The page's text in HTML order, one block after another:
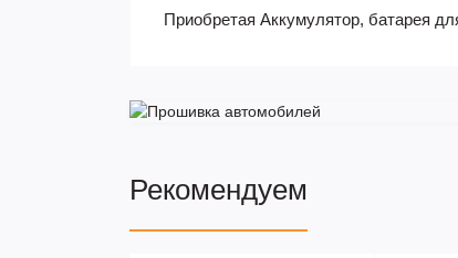
Приобретая Аккумулятор, батарея
Рекомендуем